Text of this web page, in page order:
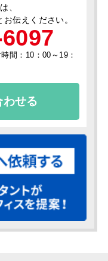
、
お伝えください。
間：10：00～19：
わせる